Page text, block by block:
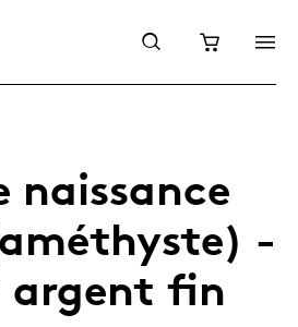
naissance
-
argent fin